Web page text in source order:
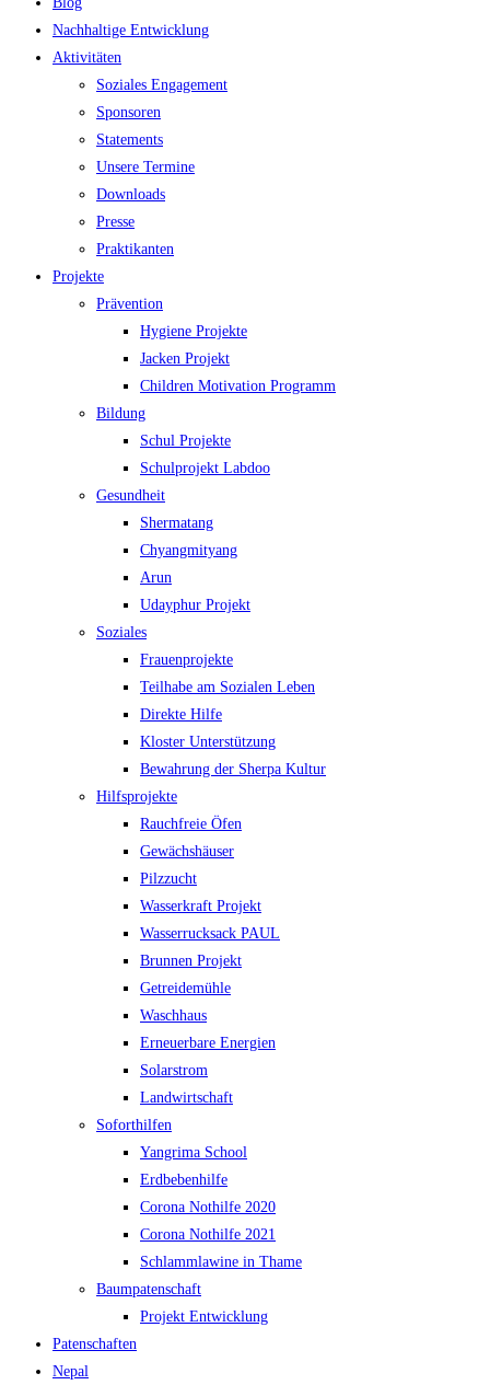
Nachhaltige Entwicklung
Aktivitäten
Soziales Engagement
Sponsoren
Statements
Unsere Termine
Downloads
Presse
Praktikanten
Projekte
Prävention
Hygiene Projekte
Jacken Projekt
Children Motivation Programm
Bildung
Schul Projekte
Schulprojekt Labdoo
Gesundheit
Shermatang
Chyangmityang
Arun
Udayphur Projekt
Soziales
Frauenprojekte
Teilhabe am Sozialen Leben
Direkte Hilfe
Kloster Unterstützung
Bewahrung der Sherpa Kultur
Hilfsprojekte
Rauchfreie Öfen
Gewächshäuser
Pilzzucht
Wasserkraft Projekt
Wasserrucksack PAUL
Brunnen Projekt
Getreidemühle
Waschhaus
Erneuerbare Energien
Solarstrom
Landwirtschaft
Soforthilfen
Yangrima School
Erdbebenhilfe
Corona Nothilfe 2020
Corona Nothilfe 2021
Schlammlawine in Thame
Baumpatenschaft
Projekt Entwicklung
Patenschaften
Nepal